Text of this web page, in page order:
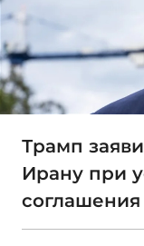
Трамп
Ирану при
соглашения